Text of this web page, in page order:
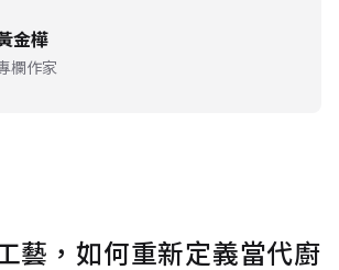
金樺
欄作家
藝，如何重新定義當代廚